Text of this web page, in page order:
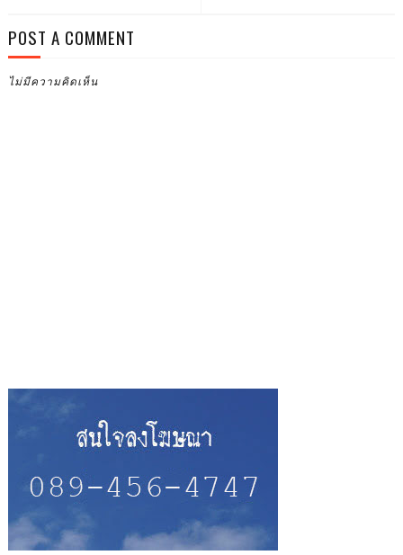
POST A COMMENT
ไม่มีความคิดเห็น